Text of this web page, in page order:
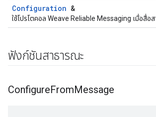
Configuration &
ใช้โปรโตคอล Weave Reliable Messaging เมื่อสื่อ
ฟังก์ชันสาธารณะ
ConfigureFromMessage